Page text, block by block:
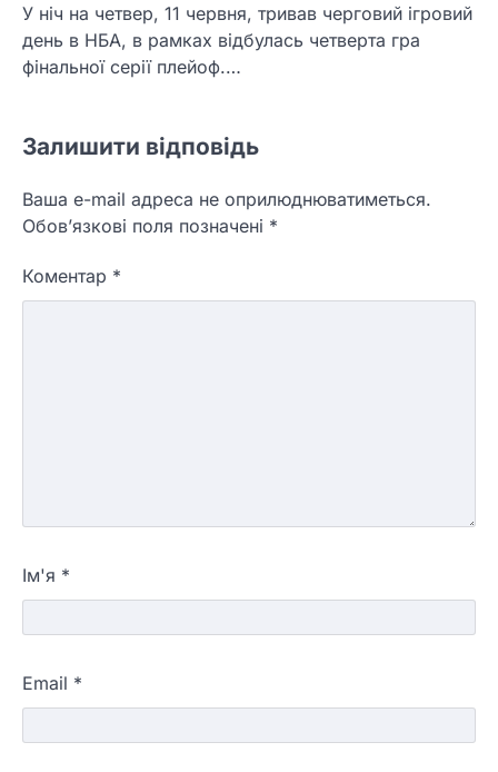
У ніч на четвер, 11 червня, тривав черговий ігровий
день в НБА, в рамках відбулась четверта гра
фінальної серії плейоф.…
Залишити відповідь
Ваша e-mail адреса не оприлюднюватиметься.
Обов’язкові поля позначені *
Коментар *
Ім'я *
Email *